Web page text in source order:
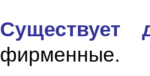
Существует
фирменные.